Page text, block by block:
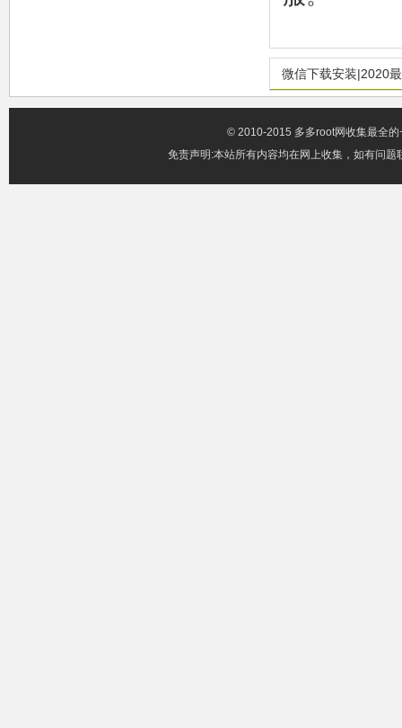
微信下载安装|2020
© 2010-2015 多多root网收集最全
免责声明:本站所有内容均在网上收集，如有问